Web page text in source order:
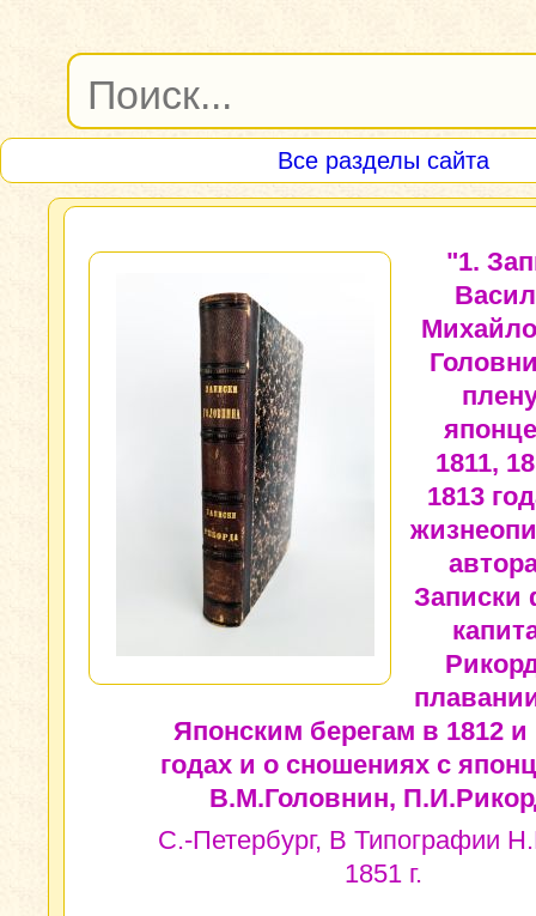
Все разделы сайта
"1.
1811,
1813
Записки
Японским берегам в 1812 и
годах и о сношениях с
В.М.Головнин,
С.-Петербург, В Типографии
1851 г.